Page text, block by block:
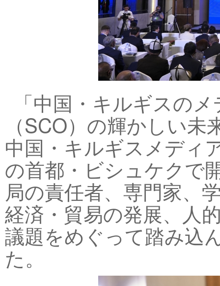
「中国・キルギスの
（SCO）の輝かしい
中国・キルギスメディ
の首都・ビシュケクで
局の責任者、専門家、
経済・貿易の発展、人
議題をめぐって踏み込
た。